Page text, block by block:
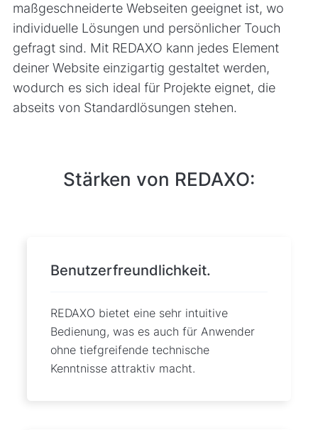
maßgeschneiderte Webseiten geeignet ist, wo
individuelle Lösungen und persönlicher Touch
gefragt sind. Mit REDAXO kann jedes Element
deiner Website einzigartig gestaltet werden,
wodurch es sich ideal für Projekte eignet, die
abseits von Standardlösungen stehen.
Stärken von REDAXO:
Benutzerfreundlichkeit.
REDAXO bietet eine sehr intuitive
Bedienung, was es auch für Anwender
ohne tiefgreifende technische
Kenntnisse attraktiv macht.